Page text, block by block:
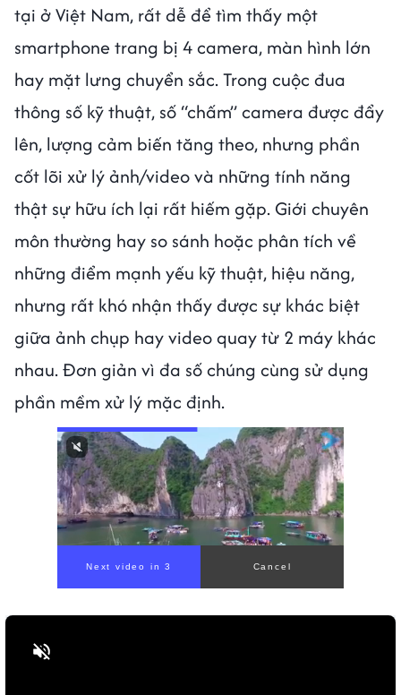
tại ở Việt Nam, rất dễ để tìm thấy một
smartphone trang bị 4 camera, màn hình lớn
hay mặt lưng chuyển sắc. Trong cuộc đua
thông số kỹ thuật, số “chấm” camera được đẩy
lên, lượng cảm biến tăng theo, nhưng phần
cốt lõi xử lý ảnh/video và những tính năng
thật sự hữu ích lại rất hiếm gặp. Giới chuyên
môn thường hay so sánh hoặc phân tích về
những điểm mạnh yếu kỹ thuật, hiệu năng,
nhưng rất khó nhận thấy được sự khác biệt
giữa ảnh chụp hay video quay từ 2 máy khác
nhau. Đơn giản vì đa số chúng cùng sử dụng
phần mềm xử lý mặc định.
Next video in 1 Cancel